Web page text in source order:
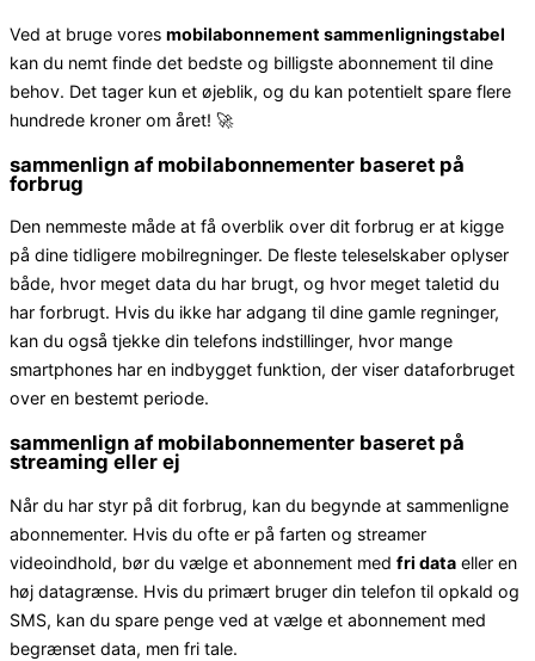
Ved at bruge vores mobilabonnement sammenligningstabel
kan du nemt finde det bedste og billigste abonnement til dine
behov. Det tager kun et øjeblik, og du kan potentielt spare flere
hundrede kroner om året! 🚀
sammenlign af mobilabonnementer baseret på
forbrug
Den nemmeste måde at få overblik over dit forbrug er at kigge
på dine tidligere mobilregninger. De fleste teleselskaber oplyser
både, hvor meget data du har brugt, og hvor meget taletid du
har forbrugt. Hvis du ikke har adgang til dine gamle regninger,
kan du også tjekke din telefons indstillinger, hvor mange
smartphones har en indbygget funktion, der viser dataforbruget
over en bestemt periode.
sammenlign af mobilabonnementer baseret på
streaming eller ej
Når du har styr på dit forbrug, kan du begynde at sammenligne
abonnementer. Hvis du ofte er på farten og streamer
videoindhold, bør du vælge et abonnement med fri data eller en
høj datagrænse. Hvis du primært bruger din telefon til opkald og
SMS, kan du spare penge ved at vælge et abonnement med
begrænset data, men fri tale.